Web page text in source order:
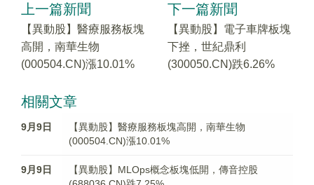
上一篇新聞
【異動股】醫療服務板塊
高開，南華生物
(000504.CN)漲10.01%
下一篇新聞
【異動股】電子車牌板塊
下挫，世紀鼎利
(300050.CN)跌6.26%
相關文章
9月9日
【異動股】醫療服務板塊高開，南華生物
(000504.CN)漲10.01%
9月9日
【異動股】MLOps概念板塊低開，傳音控股